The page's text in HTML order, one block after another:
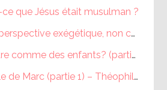
ce que Jésus était musulman ?
Romains 9 : une perspective exégétique, non calviniste (partie 1) – Théophile
Être ou ne pas être comme des enfants? (partie 1) – Théophile
La fin de l’évangile de Marc (partie 1) – Théophile